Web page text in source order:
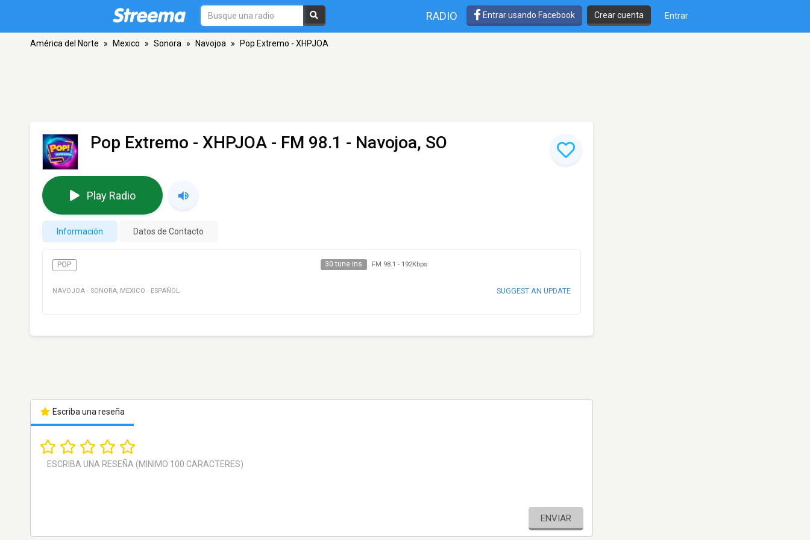
RADIO Entrar usando Facebook Crear cuenta Entrar
América del Norte » Mexico » Sonora » Navojoa » Pop Extremo - XHPJOA
Pop Extremo - XHPJOA - FM 98.1 - Navojoa, SO
Play Radio
Información Datos de Contacto
POP 30 tune ins FM 98.1 - 192Kbps
NAVOJOA · SONORA, MEXICO · ESPAÑOL SUGGEST AN UPDATE
Escriba una reseña
ENVIAR